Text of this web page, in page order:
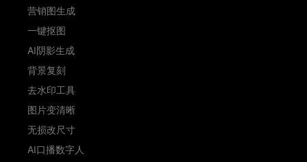
营销图生成
一键抠图
AI阴影生成
背景复刻
去水印工具
图片变清晰
无损改尺寸
AI口播数字人